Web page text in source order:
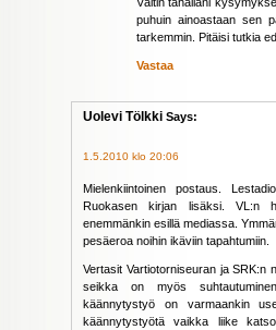
puhuin ainoastaan sen
tarkemmin. Pitäisi tutkia
Vastaa
Uolevi Tölkki Says:
1.5.2010 klo 20:06
Mielenkiintoinen postaus.
Ruokasen kirjan lisäksi. VL:n
enemmänkin esillä mediassa.
pesäeroa noihin ikäviin tapahtumiin.
Vertasit Vartiotorniseuran ja SRK:n
seikka on myös
käännytystyö on varmaankin
käännytystyötä vaikka liike